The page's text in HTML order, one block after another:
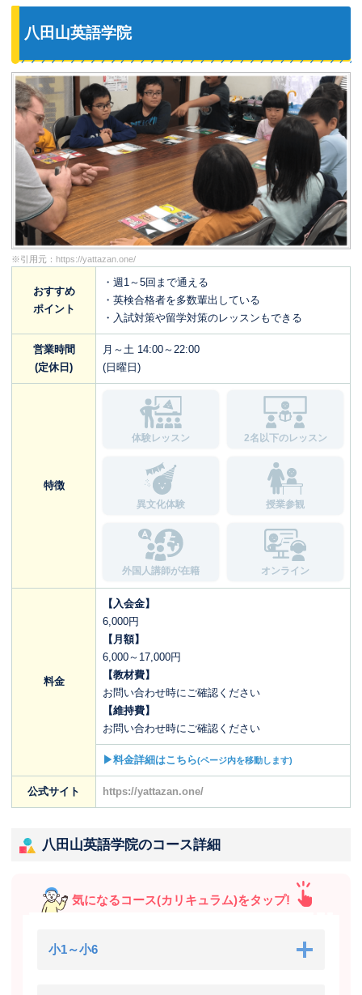
八田山英語学院
※引用元： https://yattazan.one/
おすすめ
ポイント
・週1～5回まで通える
・英検合格者を多数輩出している
・入試対策や留学対策のレッスンもできる
営業時間
(定休日)
月～土 14:00～22:00
(日曜日)
特徴
体験レッスン 2名以下のレッスン
異文化体験 授業参観
外国人講師が在籍 オンライン
料金
【入会金】
6,000円
【月額】
6,000～17,000円
【教材費】
お問い合わせ時にご確認ください
【維持費】
お問い合わせ時にご確認ください
▶料金詳細はこちら(ページ内を移動します)
公式サイト https://yattazan.one/
八田山英語学院のコース詳細
気になるコース(カリキュラム)をタップ!
小1～小6